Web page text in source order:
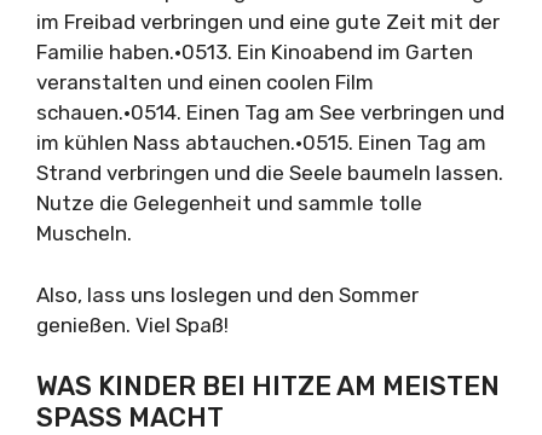
im Freibad verbringen und eine gute Zeit mit der
Familie haben.•0513. Ein Kinoabend im Garten
veranstalten und einen coolen Film
schauen.•0514. Einen Tag am See verbringen und
im kühlen Nass abtauchen.•0515. Einen Tag am
Strand verbringen und die Seele baumeln lassen.
Nutze die Gelegenheit und sammle tolle
Muscheln.
Also, lass uns loslegen und den Sommer
genießen. Viel Spaß!
WAS KINDER BEI HITZE AM MEISTEN
SPASS MACHT